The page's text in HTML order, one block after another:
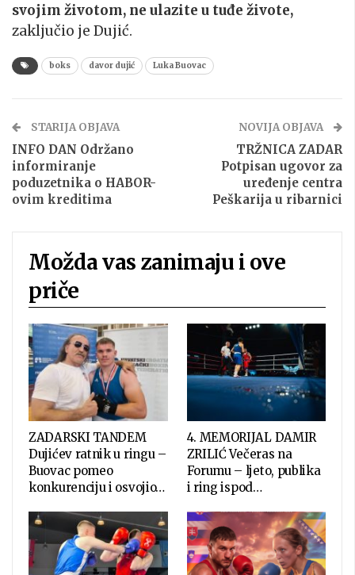
svojim životom, ne ulazite u tuđe živote,
zaključio je Dujić.
boks davor dujić Luka Buovac
STARIJA OBJAVA
INFO DAN Održano
informiranje
poduzetnika o HABOR-
ovim kreditima
NOVIJA OBJAVA
TRŽNICA ZADAR
Potpisan ugovor za
uređenje centra
Peškarija u ribarnici
Možda vas zanimaju i ove
priče
ZADARSKI TANDEM
Dujićev ratnik u ringu –
Buovac pomeo
konkurenciju i osvojio…
4. MEMORIJAL DAMIR
ZRILIĆ Večeras na
Forumu – ljeto, publika
i ring ispod…